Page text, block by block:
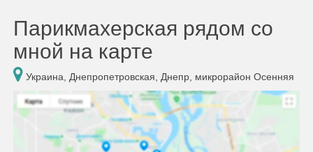
Парикмахерская рядом со
мной на карте
Украина, Днепропетровская, Днепр, микрорайон Осенняя